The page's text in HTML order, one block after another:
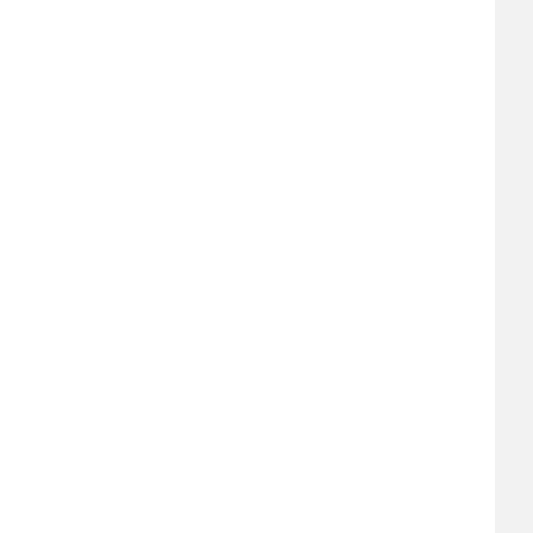
and the scientific and
of innovation represent the general
They are considered in relation to
contexts, the efficiency and
for environmental control and
study areas: